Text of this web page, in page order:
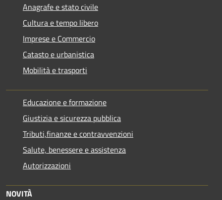
Anagrafe e stato civile
Cultura e tempo libero
Imprese e Commercio
Catasto e urbanistica
Mobilità e trasporti
Educazione e formazione
Giustizia e sicurezza pubblica
Tributi,finanze e contravvenzioni
Salute, benessere e assistenza
Autorizzazioni
NOVITÀ